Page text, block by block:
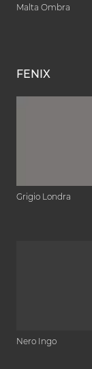
Malta Ombra
FENIX
Grigio Londra
Nero Ingo